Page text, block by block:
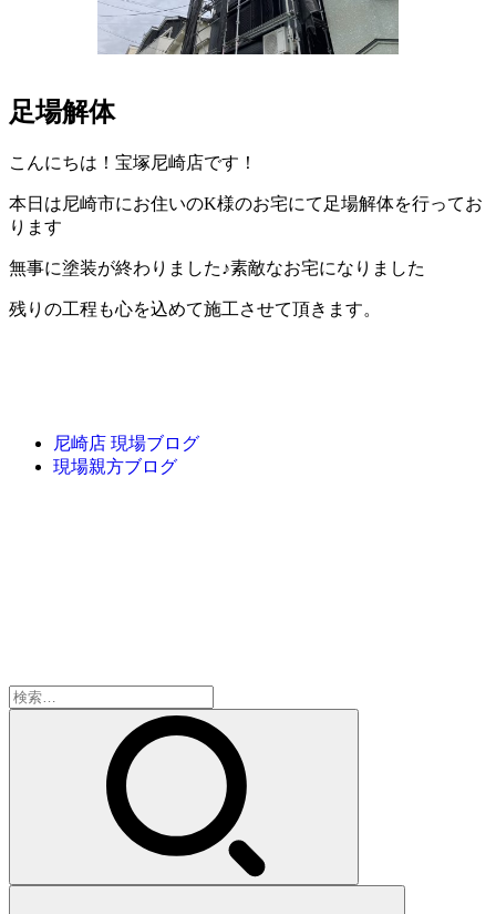
足場解体
こんにちは！宝塚尼崎店です！
本日は尼崎市にお住いのK様のお宅にて足場解体を行ってお
ります
無事に塗装が終わりました♪素敵なお宅になりました
残りの工程も心を込めて施工させて頂きます。
尼崎店 現場ブログ
現場親方ブログ
検
索: